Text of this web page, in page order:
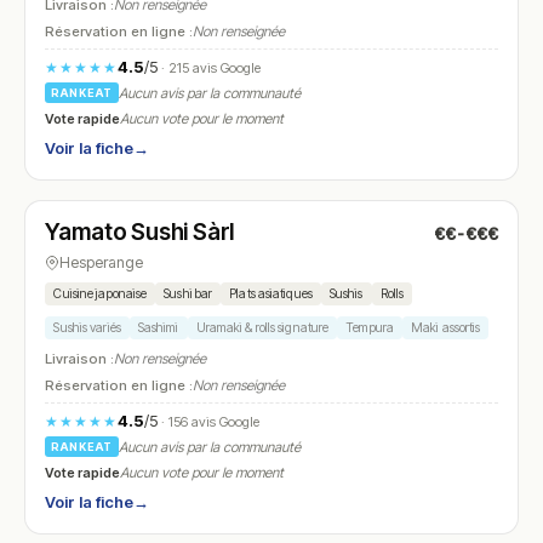
Livraison :Non renseignée
Réservation en ligne :Non renseignée
★★★★★4.5/5· 215 avis Google
RANKEAT
Aucun avis par la communauté
Vote rapideAucun vote pour le moment
Voir la fiche→
N° 10
Yamato Sushi Sàrl €€-€€€
Hesperange
Cuisine japonaise Sushi bar Plats asiatiques Sushis Rolls
Sushis variés Sashimi Uramaki & rolls signature Tempura Maki assortis
Livraison :Non renseignée
Réservation en ligne :Non renseignée
★★★★★4.5/5· 156 avis Google
RANKEAT
Aucun avis par la communauté
Vote rapideAucun vote pour le moment
Voir la fiche→